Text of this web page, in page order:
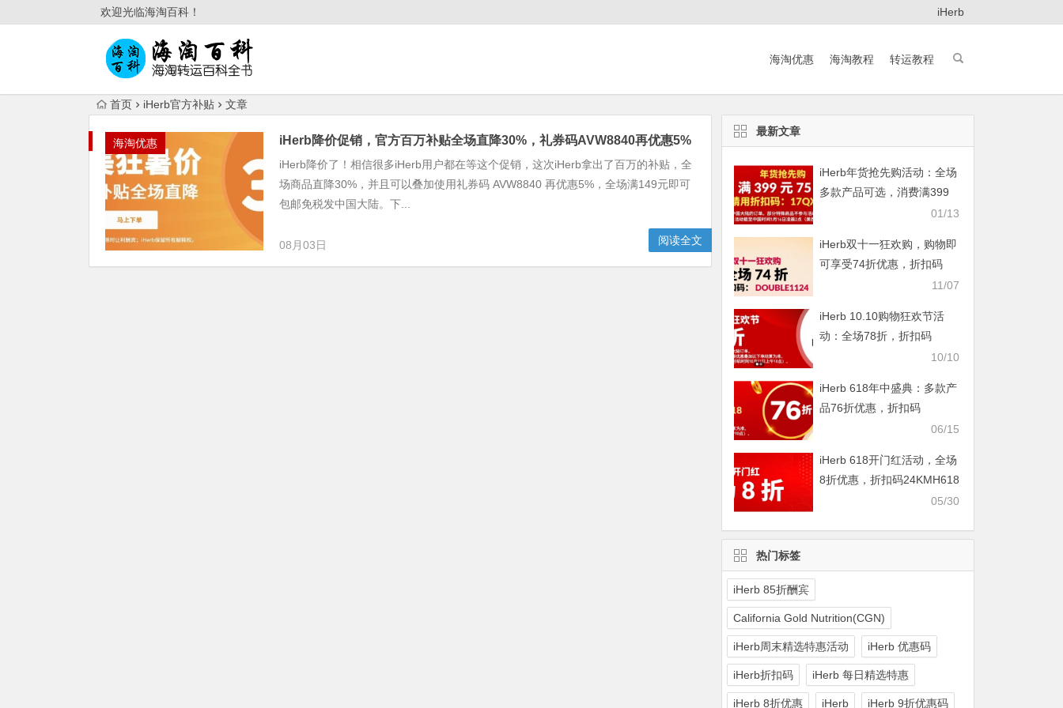
欢迎光临海淘百科！ iHerb
海淘优惠 海淘教程 转运教程
首页 iHerb官方补贴 文章
海淘优惠 iHerb降价促销，官方百万补贴全场直降30%，礼券码AVW8840再优惠5%
iHerb降价了！相信很多iHerb用户都在等这个促销，这次iHerb拿出了百万的补贴，全
场商品直降30%，并且可以叠加使用礼券码 AVW8840 再优惠5%，全场满149元即可
包邮免税发中国大陆。下...
08月03日 阅读全文
最新文章
iHerb年货抢先购活动：全场
多款产品可选，消费满399
01/13
iHerb双十一狂欢购，购物即
可享受74折优惠，折扣码
11/07
iHerb 10.10购物狂欢节活
动：全场78折，折扣码
10/10
iHerb 618年中盛典：多款产
品76折优惠，折扣码
06/15
iHerb 618开门红活动，全场
8折优惠，折扣码24KMH618
05/30
热门标签
iHerb 85折酬宾
California Gold Nutrition(CGN)
iHerb周末精选特惠活动 iHerb 优惠码
iHerb折扣码 iHerb 每日精选特惠
iHerb 8折优惠 iHerb iHerb 9折优惠码